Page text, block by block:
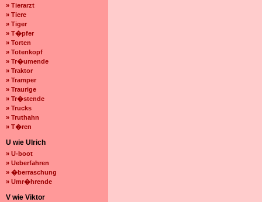
» Tierarzt
» Tiere
» Tiger
» T�pfer
» Torten
» Totenkopf
» Tr�umende
» Traktor
» Tramper
» Traurige
» Tr�stende
» Trucks
» Truthahn
» T�ren
U wie Ulrich
» U-boot
» Ueberfahren
» �berraschung
» Umr�hrende
V wie Viktor